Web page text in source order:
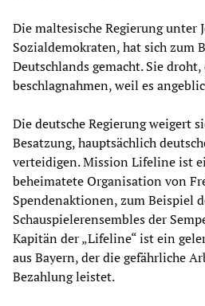
Die maltesische Regierung unter
Sozialdemokraten, hat sich zum
Deutschlands gemacht. Sie droht,
beschlagnahmen, weil es
Die deutsche Regierung weigert
Besatzung, hauptsächlich
verteidigen. Mission Lifeline ist
beheimatete Organisation von
Spendenaktionen, zum Beispiel
Schauspielerensembles der
Kapitän der „Lifeline“ ist ein
aus Bayern, der die gefährliche
Bezahlung leistet.